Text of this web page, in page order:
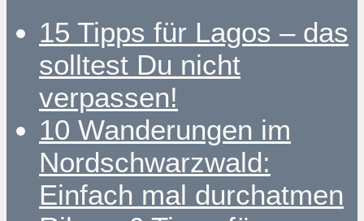
15 Tipps für Lagos – das
solltest Du nicht
verpassen!
10 Wanderungen im
Nordschwarzwald:
Einfach mal durchatmen